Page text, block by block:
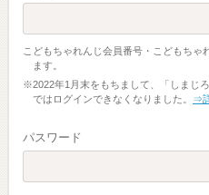
こどもちゃれんじ会員番号・こどもちゃ
ます。
※2022年1月末をもちまして、「しまじ
ではログインできなくなりました。 ⇒
パスワード